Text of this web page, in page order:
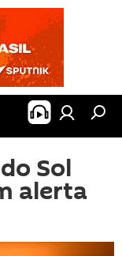
Sol
alerta